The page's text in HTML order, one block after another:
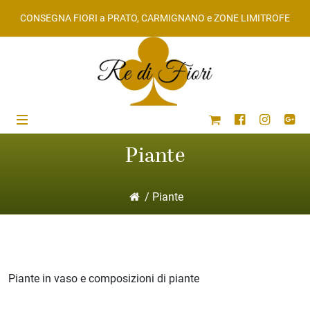
CONSEGNA FIORI a PRATO, CARMIGNANO e ZONE LIMITROFE
Menu
Piante
/ Piante
Piante in vaso e composizioni di piante